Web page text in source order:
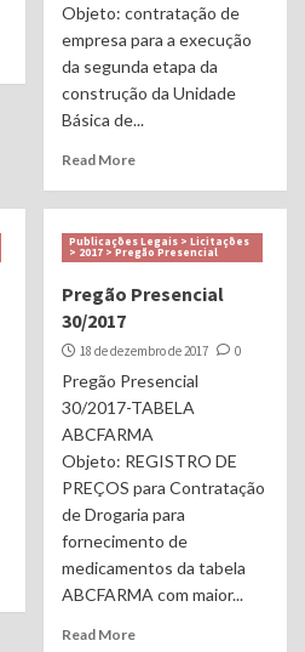
Objeto: contratação de
empresa para a execução
da segunda etapa da
construção da Unidade
Básica de...
Read More
Publicações Legais > Licitações
> 2017 > Pregão Presencial
Pregão Presencial
30/2017
18 de dezembro de 2017 0
Pregão Presencial
30/2017-TABELA
ABCFARMA
Objeto: REGISTRO DE
PREÇOS para Contratação
de Drogaria para
fornecimento de
medicamentos da tabela
ABCFARMA com maior...
Read More